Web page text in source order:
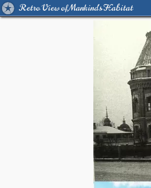
Retro View of Mankind's Habitat